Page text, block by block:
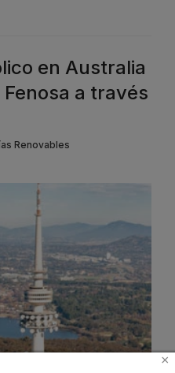
en Australia
a través
Renovables
×